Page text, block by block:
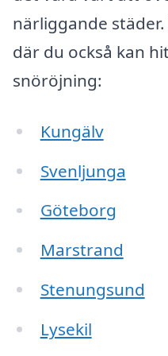
närliggande
där du också kan
snöröjning:
Kungälv
Svenljunga
Göteborg
Marstrand
Stenungsund
Lysekil